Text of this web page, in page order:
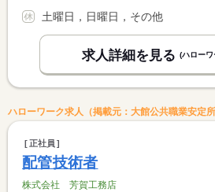
土曜日，日曜日，その他
求人詳細を見る (ハロー
ハローワーク求人（掲載元：大館公共職業安定
正社員
配管技術者
株式会社 芳賀工務店